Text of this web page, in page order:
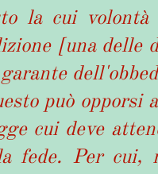
la cui
[una delle
può opporsi
cui deve
fede. Per